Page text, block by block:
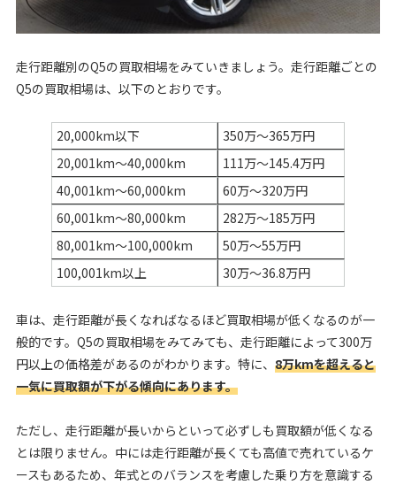
走行距離別のQ5の買取相場をみていきましょう。走行距離ごとの
Q5の買取相場は、以下のとおりです。
20,000km以下
350万〜365万円
20,001km〜40,000km
111万〜145.4万円
40,001km〜60,000km
60万〜320万円
60,001km〜80,000km
282万〜185万円
80,001km〜100,000km
50万〜55万円
100,001km以上
30万〜36.8万円
車は、走行距離が長くなればなるほど買取相場が低くなるのが一
般的です。Q5の買取相場をみてみても、走行距離によって300万
円以上の価格差があるのがわかります。特に、 8万kmを超えると
一気に買取額が下がる傾向にあります。
ただし、走行距離が長いからといって必ずしも買取額が低くなる
とは限りません。中には走行距離が長くても高値で売れているケ
ースもあるため、年式とのバランスを考慮した乗り方を意識する